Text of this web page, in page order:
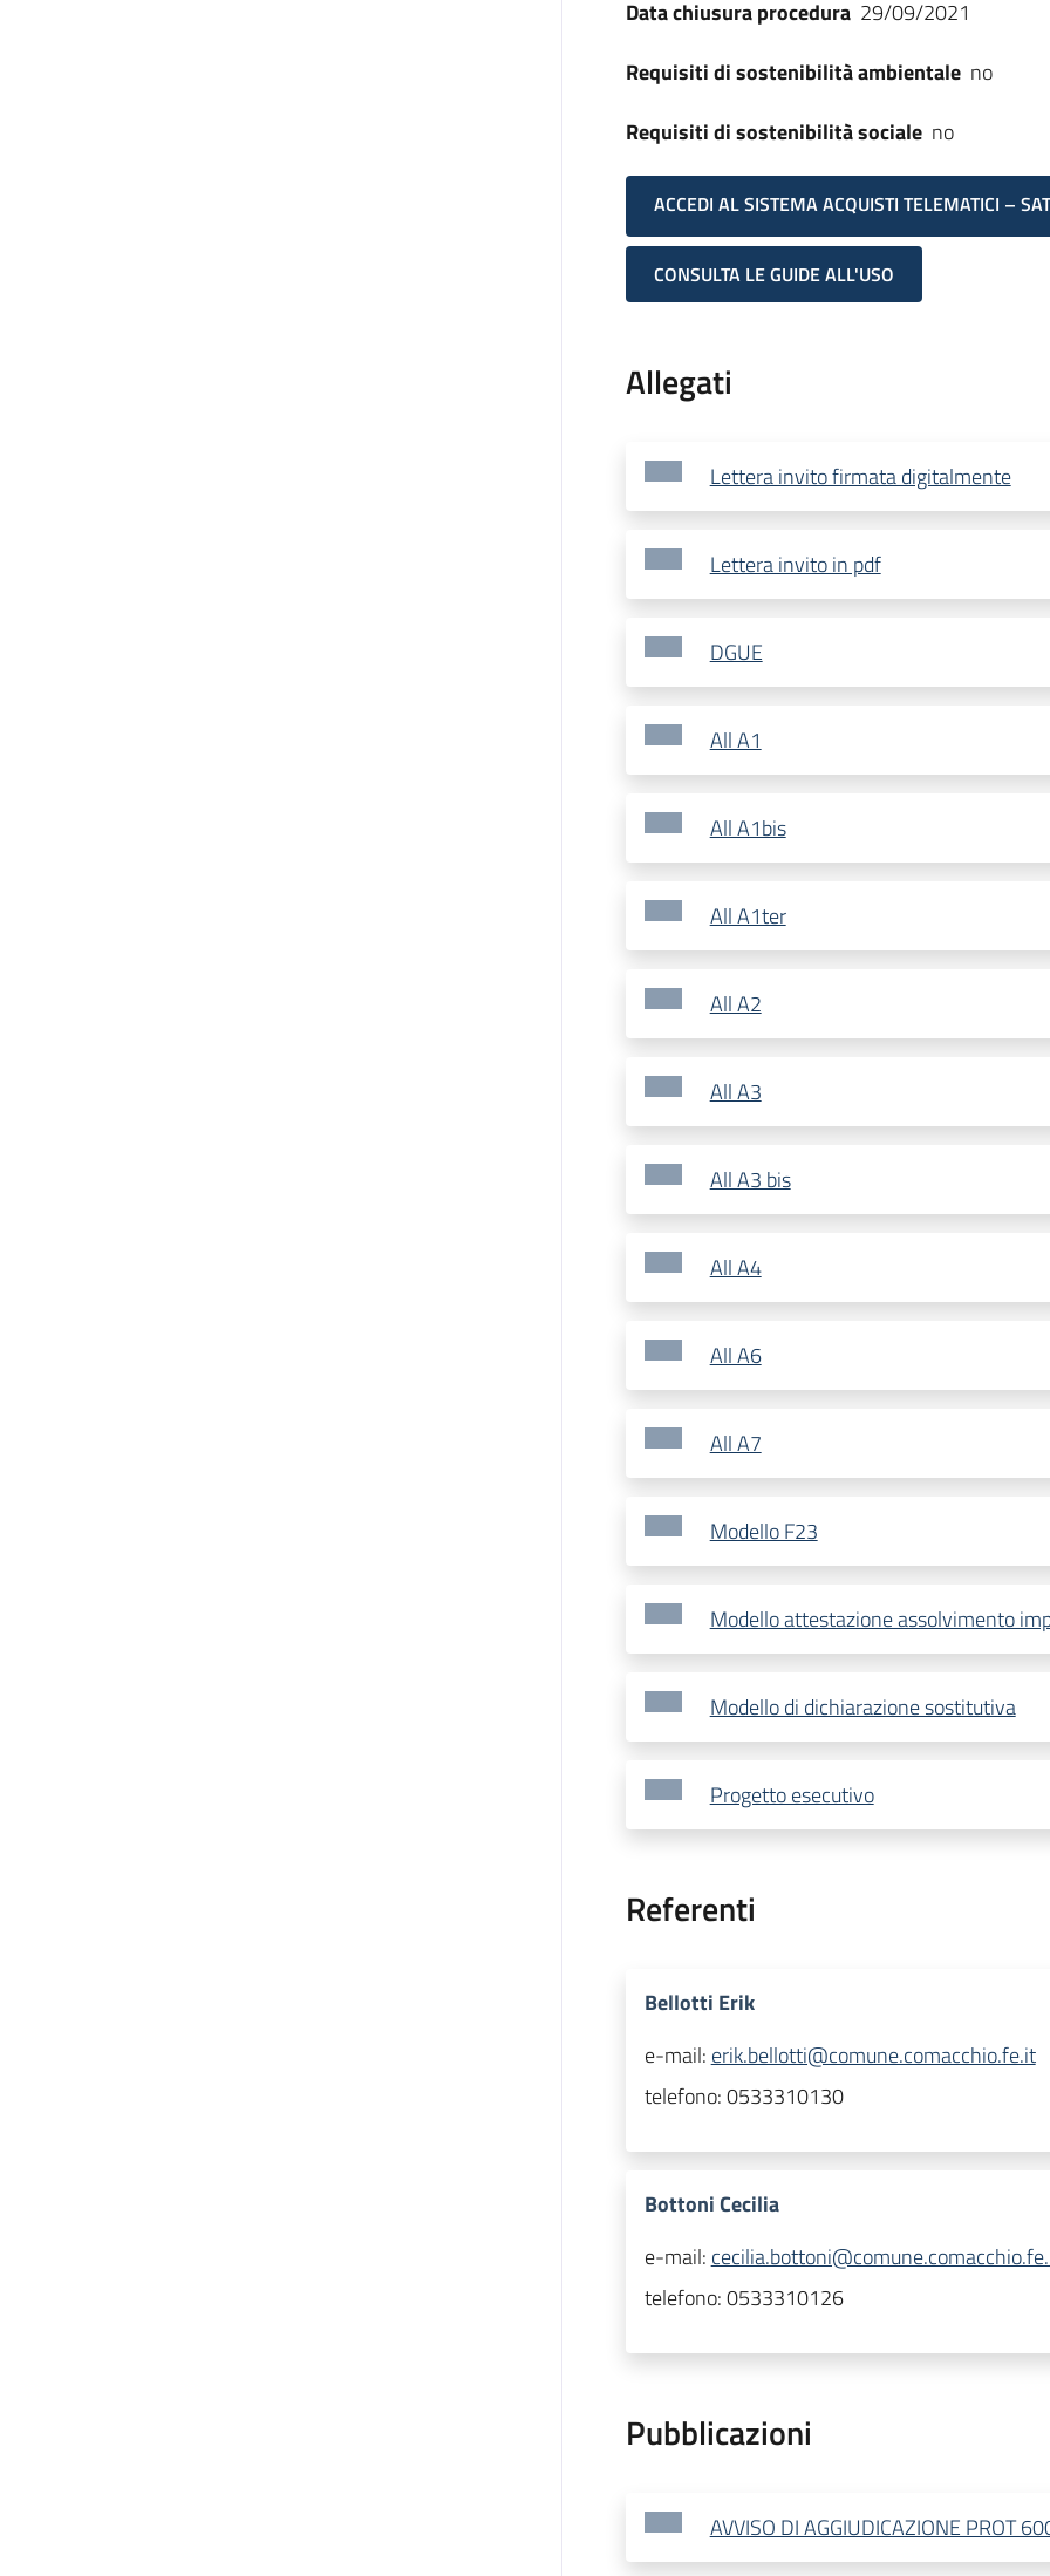
Data chiusura procedura 29/09/2021
Requisiti di sostenibilità ambientale no
Requisiti di sostenibilità sociale no
ACCEDI AL SISTEMA ACQUISTI TELEMATICI –
CONSULTA LE GUIDE ALL'USO
Allegati
Lettera invito firmata digitalmente
Lettera invito in pdf
DGUE
All A1
All A1bis
All A1ter
All A2
All A3
All A3 bis
All A4
All A6
All A7
Modello F23
Modello attestazione assolvimento
Modello di dichiarazione sostitutiva
Progetto esecutivo
Referenti
Bellotti Erik
e-mail: erik.bellotti@comune.comacchio.fe.it
telefono:0533310130
Bottoni Cecilia
e-mail:
telefono:0533310126
Pubblicazioni
AVVISO DI AGGIUDICAZIONE PROT